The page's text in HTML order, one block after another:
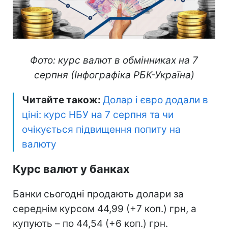
Фото: курс валют в обмінниках на 7
серпня (Інфографіка РБК-Україна)
Читайте також: Долар і євро додали в
ціні: курс НБУ на 7 серпня та чи
очікується підвищення попиту на
валюту
Курс валют у банках
Банки сьогодні продають долари за
середнім курсом 44,99 (+7 коп.) грн, а
купують – по 44,54 (+6 коп.) грн.